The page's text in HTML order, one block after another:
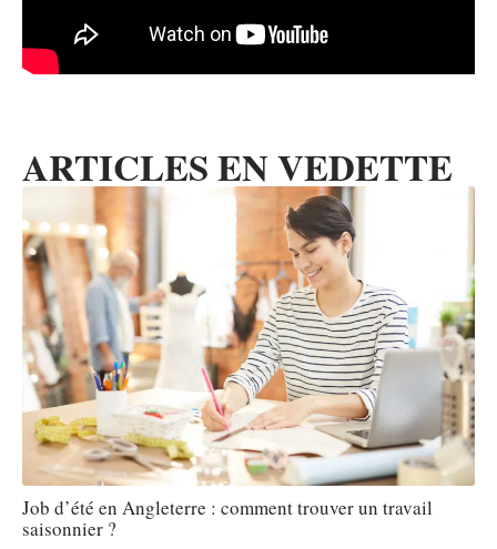
ARTICLES EN VEDETTE
Job d’été en Angleterre : comment trouver un travail
saisonnier ?